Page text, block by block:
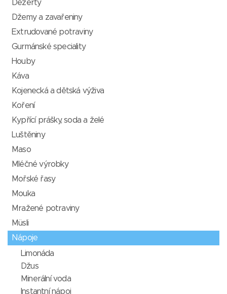
Dezerty
Džemy a zavařeniny
Extrudované potraviny
Gurmánské speciality
Houby
Káva
Kojenecká a dětská výživa
Koření
Kypřící prášky, soda a želé
Luštěniny
Maso
Mléčné výrobky
Mořské řasy
Mouka
Mražené potraviny
Müsli
Nápoje
Limonáda
Džus
Minerální voda
Instantní nápoj